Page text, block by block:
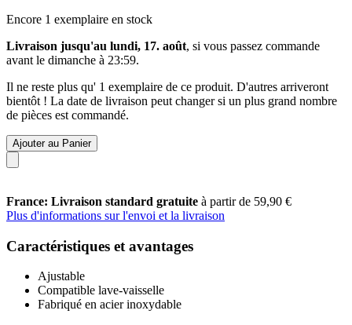
Encore 1 exemplaire en stock
Livraison jusqu'au lundi, 17. août, si vous passez commande
avant le dimanche à 23:59.
Il ne reste plus qu' 1 exemplaire de ce produit. D'autres arriveront
bientôt ! La date de livraison peut changer si un plus grand nombre
de pièces est commandé.
Ajouter au Panier
France: Livraison standard gratuite à partir de 59,90 €
Plus d'informations sur l'envoi et la livraison
Caractéristiques et avantages
Ajustable
Compatible lave-vaisselle
Fabriqué en acier inoxydable